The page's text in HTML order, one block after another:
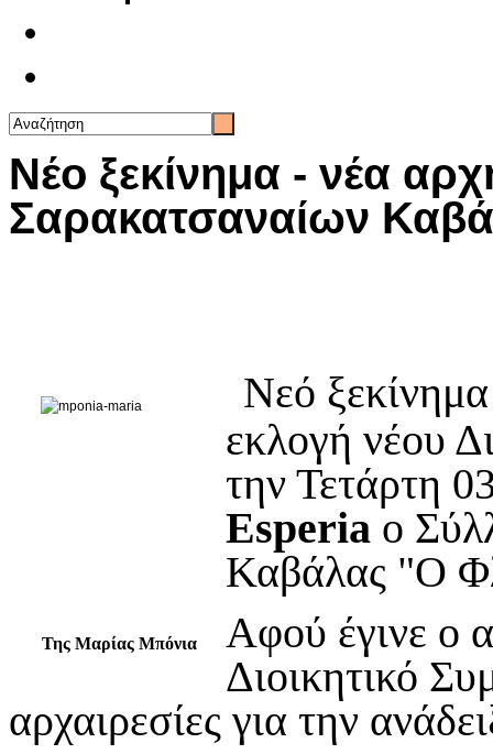
Νέο ξεκίνημα - νέα
Σαρακατσαναίων
Της Μαρίας Μπόνια
Νεό
εκλογή νέου
την Τετάρτη
Esperia ο
Καβάλας "Ο
Αφού έγινε ο
Διοικητικό
αρχαιρεσίες για την